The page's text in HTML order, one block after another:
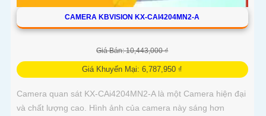
CAMERA KBVISION KX-CAI4204MN2-A
Giá Bán: 10,443,000 ₫
Giá Khuyến Mại: 6,787,950 ₫
Camera quan sát KX-CAi4204MN2-A là một Camera hiện đại
và chất lượng cao. Hình ảnh của camera này sáng hơn